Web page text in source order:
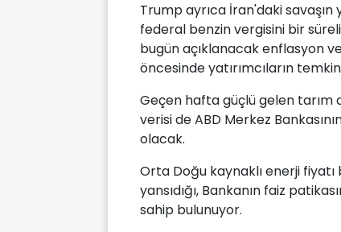
Trump ayrıca İran'daki savaşın
federal benzin vergisini bir
bugün açıklanacak enflasyon
öncesinde yatırımcıların
Geçen hafta güçlü gelen tarım
verisi de ABD Merkez
olacak.
Orta Doğu kaynaklı enerji fiyatı
yansıdığı, Bankanın faiz
sahip bulunuyor.